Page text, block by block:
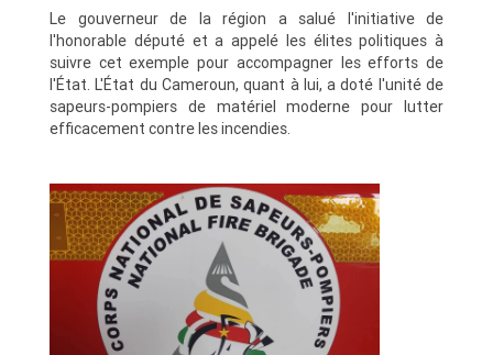
Le gouverneur de la région a salué l'initiative de
l'honorable député et a appelé les élites politiques à
suivre cet exemple pour accompagner les efforts de
l'État. L'État du Cameroun, quant à lui, a doté l'unité de
sapeurs-pompiers de matériel moderne pour lutter
efficacement contre les incendies.